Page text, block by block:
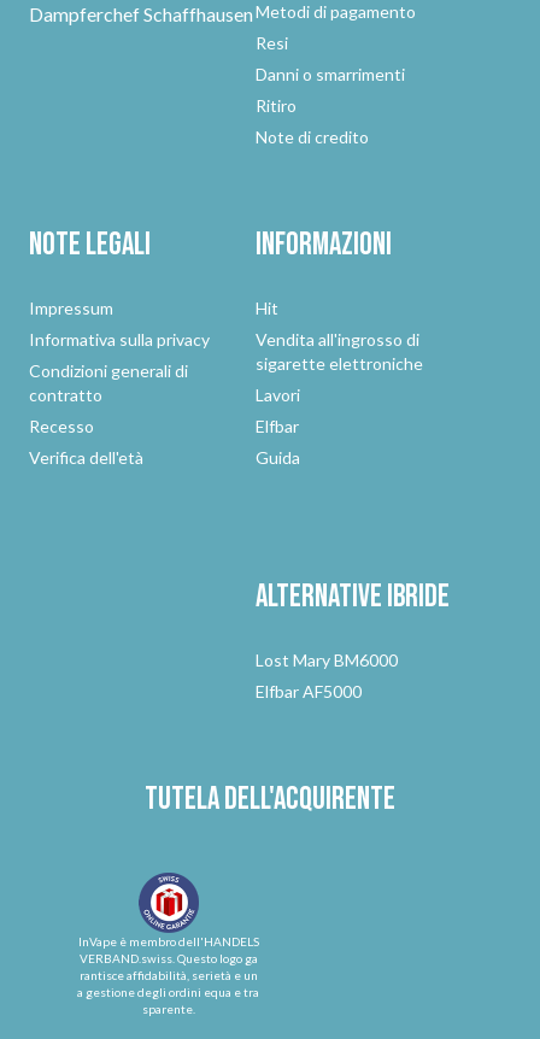
Dampferchef SchaffhausenMetodi di pagamento
Resi
Danni o smarrimenti
Ritiro
Note di credito
Note legali
Impressum
Informativa sulla privacy
Condizioni generali di
contratto
Recesso
Verifica dell'età
Informazioni
Hit
Vendita all'ingrosso di
sigarette elettroniche
Lavori
Elfbar
Guida
Alternativeibride
Lost Mary BM6000
Elfbar AF5000
Tutela dell'acquirente
InVape è membro dell'HANDELS
VERBAND.swiss. Questo logo ga
rantisce affidabilità, serietà e un
a gestione degli ordini equa e tra
sparente.